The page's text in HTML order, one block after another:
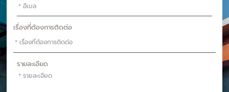
เรื่องที่ต้องการติดต่อ
รายละเอียด